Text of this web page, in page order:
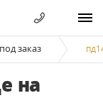
заказ
на